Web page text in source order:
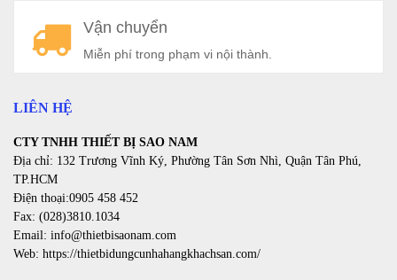
Vận chuyển
Miễn phí trong phạm vi nội thành.
LIÊN HỆ
CTY TNHH THIẾT BỊ SAO NAM
Địa chỉ: 132 Trương Vĩnh Ký, Phường Tân Sơn Nhì, Quận Tân Phú,
TP.HCM
Điện thoại:0905 458 452
Fax: (028)3810.1034
Email: info@thietbisaonam.com
Web: https://thietbidungcunhahangkhachsan.com/